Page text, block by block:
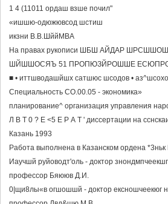
1 4 (11011 ордаш взше почил"
«ишшю-одюжювсод шстиш
икзни В.В.ШййМВА
На правах рукописи ШБШ АЙДАР
ШЙШШОСЯЪ 51 ПРОПЮЗЙРОШШЕ
■ • иттшводашйшх сатшюс шсодов •
Специальность СО.00.05 - экономика»
планирование^ организация управления
Л В Т 0 ? Е <5 Е Р А Т ' диссертации на
Казань 1993
Работа выполнена в Казанском ордена
Иаучшй руйоводт'оль - доктор
профессор Бяююв Д.И.
0|щи8лы«в огшошшй - доктор ексношчеекюг